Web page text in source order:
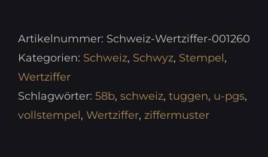
Artikelnummer: Schweiz-Wertziffer-001260
Kategorien: Schweiz, Schwyz, Stempel,
Wertziffer
Schlagwörter: 58b, schweiz, tuggen, u-pgs,
vollstempel, Wertziffer, ziffermuster